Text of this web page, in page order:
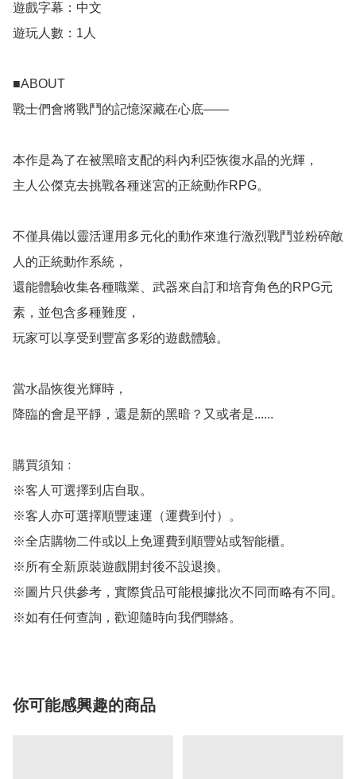
遊戲字幕：中文
遊玩人數：1人
■ABOUT
戰士們會將戰鬥的記憶深藏在心底——
本作是為了在被黑暗支配的科內利亞恢復水晶的光輝，
主人公傑克去挑戰各種迷宮的正統動作RPG。
不僅具備以靈活運用多元化的動作來進行激烈戰鬥並粉碎敵
人的正統動作系統，
還能體驗收集各種職業、武器來自訂和培育角色的RPG元
素，並包含多種難度，
玩家可以享受到豐富多彩的遊戲體驗。
當水晶恢復光輝時，
降臨的會是平靜，還是新的黑暗？又或者是......
購買須知﹕
※客人可選擇到店自取。
※客人亦可選擇順豐速運（運費到付）。
※全店購物二件或以上免運費到順豐站或智能櫃。
※所有全新原裝遊戲開封後不設退換。
※圖片只供參考，實際貨品可能根據批次不同而略有不同。
※如有任何查詢，歡迎隨時向我們聯絡。
你可能感興趣的商品